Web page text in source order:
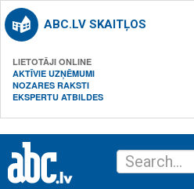
ABC.LV SKAITĻOS
LIETOTĀJI ONLINE
AKTĪVIE UZŅĒMUMI
NOZARES RAKSTI
EKSPERTU ATBILDES